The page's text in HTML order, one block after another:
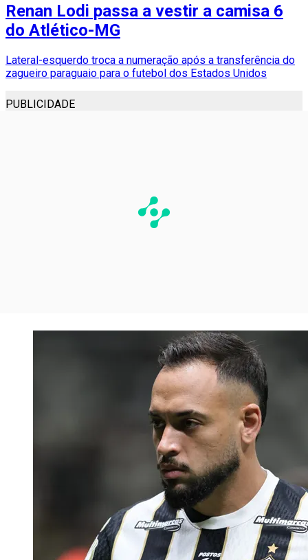
Renan Lodi passa a vestir a camisa 6
do Atlético-MG
Lateral-esquerdo troca a numeração após a transferência do
zagueiro paraguaio para o futebol dos Estados Unidos
PUBLICIDADE